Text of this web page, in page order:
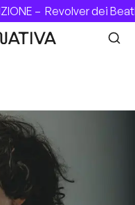
– Revolver dei